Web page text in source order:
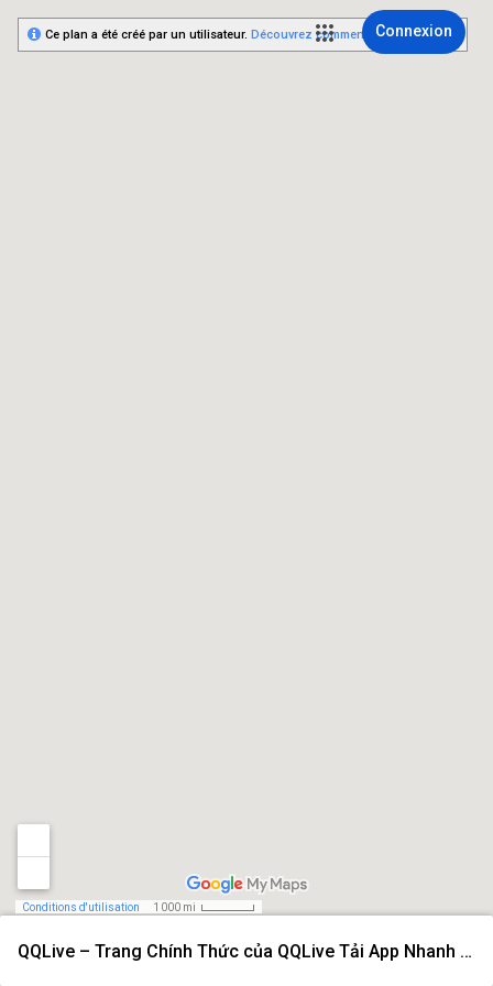
Connexion
QQLive – Trang Chính Thức của QQLive Tải App Nhanh 2026
Conditions d'utilisation 1 000 mi
Ce plan a été créé par un utilisateur. Découvrez comment créer le vôtre.